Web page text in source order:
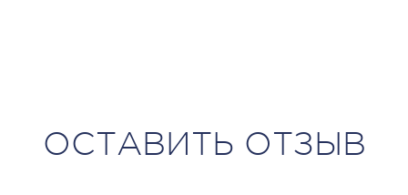
ОСТАВИТЬ ОТЗЫВ